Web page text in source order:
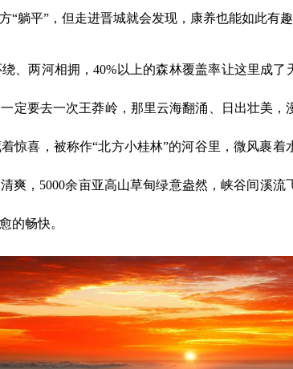
“躺平”，但走进晋城就会发现，康养也能如此有
、两河相拥，40%以上的森林覆盖率让这里成
定要去一次王莽岭，那里云海翻涌、日出壮美，
惊喜，被称作“北方小桂林”的河谷里，微风裹
爽，5000余亩亚高山草甸绿意盎然，峡谷间溪
的畅快。